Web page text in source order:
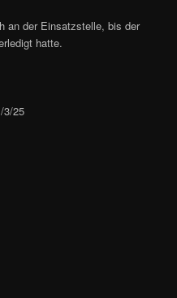
an der Einsatzstelle, bis der
hatte.
3/25